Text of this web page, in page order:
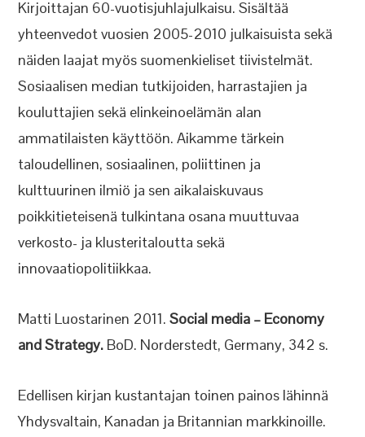
Kirjoittajan 60-vuotisjuhlajulkaisu. Sisältää
yhteenvedot vuosien 2005-2010 julkaisuista sekä
näiden laajat myös suomenkieliset tiivistelmät.
Sosiaalisen median tutkijoiden, harrastajien ja
kouluttajien sekä elinkeinoelämän alan
ammatilaisten käyttöön. Aikamme tärkein
taloudellinen, sosiaalinen, poliittinen ja
kulttuurinen ilmiö ja sen aikalaiskuvaus
poikkitieteisenä tulkintana osana muuttuvaa
verkosto- ja klusteritaloutta sekä
innovaatiopolitiikkaa.
Matti Luostarinen 2011.Social media – Economy
and Strategy. BoD. Norderstedt, Germany, 342 s.
Edellisen kirjan kustantajan toinen painos lähinnä
Yhdysvaltain, Kanadan ja Britannian markkinoille.